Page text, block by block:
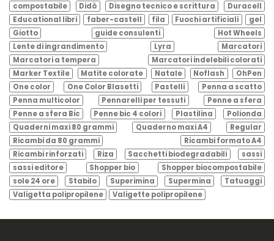
compostabile
Didò Disegno tecnico e scrittura
Duracell
Educational libri
faber-castell fila Fuochi artificiali
gel
Giotto
guide consulenti
Hot Wheels
Lente di ingrandimento
Lyra
Marcatori
Marcatori a tempera
Marcatori indelebili colorati
Marker Textile
Matite colorate Natale Noflash
OhPen
One color
One Color Blasetti Pastelli
Penna a scatto
Penna multicolor
Pennarelli per tessuti
Penne a sfera
Penne a sfera Bic
Penne bic 4 colori Plastilina
Polionda
Quaderni maxi 80 grammi
Quaderno maxi A4
Regular
Ricambi da 80 grammi
Ricambi formato A4
Ricambi rinforzati
Riza Sacchetti biodegradabili
sassi
sassi editore
Shopper bio
Shopper biocompostabile
sole 24 ore
Stabilo Superimina Supermina
Tatuaggi
Valigetta polipropilene
Valigette polipropilene